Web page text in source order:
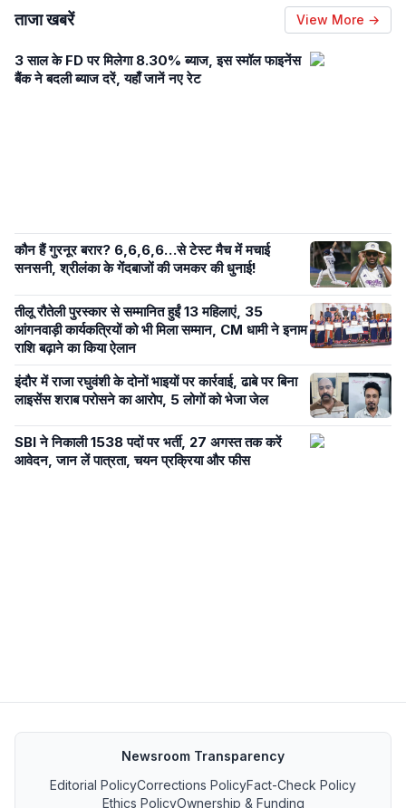
ताजा खबरें View More →
3 साल के FD पर मिलेगा 8.30% ब्याज, इस स्मॉल फाइनेंस
बैंक ने बदली ब्याज दरें, यहाँ जानें नए रेट
कौन हैं गुरनूर बरार? 6,6,6,6…से टेस्ट मैच में मचाई
सनसनी, श्रीलंका के गेंदबाजों की जमकर की धुनाई!
तीलू रौतेली पुरस्कार से सम्मानित हुईं 13 महिलाएं, 35
आंगनवाड़ी कार्यकत्रियों को भी मिला सम्मान, CM धामी ने इनाम
राशि बढ़ाने का किया ऐलान
इंदौर में राजा रघुवंशी के दोनों भाइयों पर कार्रवाई, ढाबे पर बिना
लाइसेंस शराब परोसने का आरोप, 5 लोगों को भेजा जेल
SBI ने निकाली 1538 पदों पर भर्ती, 27 अगस्त तक करें
आवेदन, जान लें पात्रता, चयन प्रक्रिया और फीस
Newsroom Transparency
Editorial PolicyCorrections PolicyFact-Check Policy
Ethics PolicyOwnership & Funding